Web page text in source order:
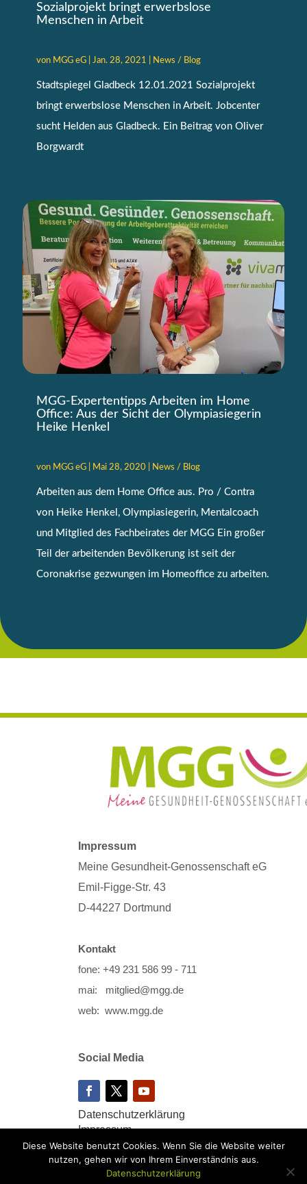
Sozialprojekt bringt erwerbslose
Menschen in Arbeit
von MGG eG| Jan. 28, 2021 News / Blog
Stadtspiegel Gladbeck 12.01.2021 Sozialprojekt
bringt erwerbslose Menschen in Arbeit. Jobcenter
sucht Helden aus Gladbeck. Ein Beitrag von Oliver
Borgwardt
MGG-Expertentipps Arbeiten im Home
Office: Aus der Sicht der Olympiasiegerin
Heike Henkel
von MGG eG| Mai 28, 2020| News / Blog
Arbeiten aus dem Home Office aus. Pro / Contra
von Heike Henkel, Olympiasiegerin, Mentalcoach
und Mitglied des Fachbeirates der MGG Ein großer
Teil der arbeitenden Bevölkerung ist seit der
Coronakrise gezwungen im Homeoffice zu arbeiten.
Impressum
Meine Gesundheit-Genossenschaft eG
Emil-Figge-Str. 43
D-44227 Dortmund
Kontakt
fone: +49 231 586 99 - 711
mai: mitglied@mgg.de
web: www.mgg.de
Social Media
Datenschutzerklärung
Impressum
Copyright by Meine Gesundheit-Genossenschaft eG |
Diese Website benutzt Cookies. Wenn Sie die Website weiter
nutzen, gehen wir von Ihrem Einverständnis aus.
Datenschutzerklärung